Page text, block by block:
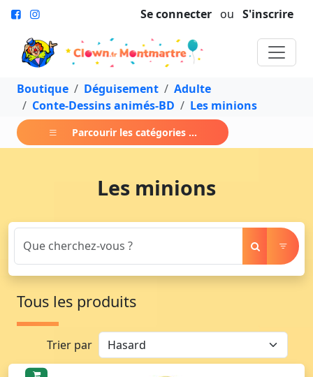
Se connecter ou S'inscrire
Boutique Déguisement
Adulte
Conte-Dessins animés-BD
Les minions
Parcourir les catégories ...
Les minions
Tous les produits
Trier par